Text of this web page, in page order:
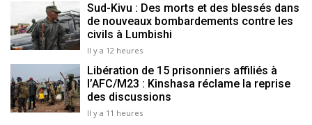
Sud-Kivu : Des morts et des blessés dans
de nouveaux bombardements contre les
civils à Lumbishi
Il y a 12 heures
Libération de 15 prisonniers affiliés à
l’AFC/M23 : Kinshasa réclame la reprise
des discussions
Il y a 11 heures